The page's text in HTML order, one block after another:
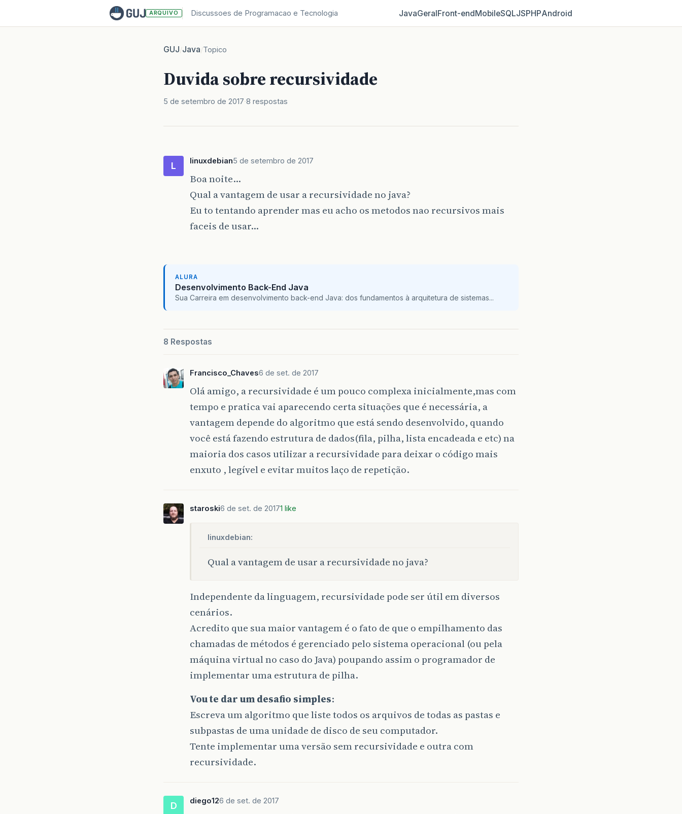
ARQUIVO Discussoes de Programacao e Tecnologia JavaGeralFront‑endMobileSQLJSPHPAndroid
GUJ/Java/Topico
Duvida sobre recursividade
5 de setembro de 2017 8 respostas
L linuxdebian5 de setembro de 2017
Boa noite…
Qual a vantagem de usar a recursividade no java?
Eu to tentando aprender mas eu acho os metodos nao recursivos mais
faceis de usar…
ALURA
Desenvolvimento Back-End Java
Sua Carreira em desenvolvimento back-end Java: dos fundamentos à arquitetura de sistemas...
8 Respostas
Francisco_Chaves6 de set. de 2017
Olá amigo, a recursividade é um pouco complexa inicialmente,mas com
tempo e pratica vai aparecendo certa situações que é necessária, a
vantagem depende do algoritmo que está sendo desenvolvido, quando
você está fazendo estrutura de dados(fila, pilha, lista encadeada e etc) na
maioria dos casos utilizar a recursividade para deixar o código mais
enxuto , legível e evitar muitos laço de repetição.
staroski6 de set. de 20171 like
linuxdebian:
Qual a vantagem de usar a recursividade no java?
Independente da linguagem, recursividade pode ser útil em diversos
cenários.
Acredito que sua maior vantagem é o fato de que o empilhamento das
chamadas de métodos é gerenciado pelo sistema operacional (ou pela
máquina virtual no caso do Java) poupando assim o programador de
implementar uma estrutura de pilha.
Vou te dar um desafio simples:
Escreva um algoritmo que liste todos os arquivos de todas as pastas e
subpastas de uma unidade de disco de seu computador.
Tente implementar uma versão sem recursividade e outra com
recursividade.
D diego126 de set. de 2017